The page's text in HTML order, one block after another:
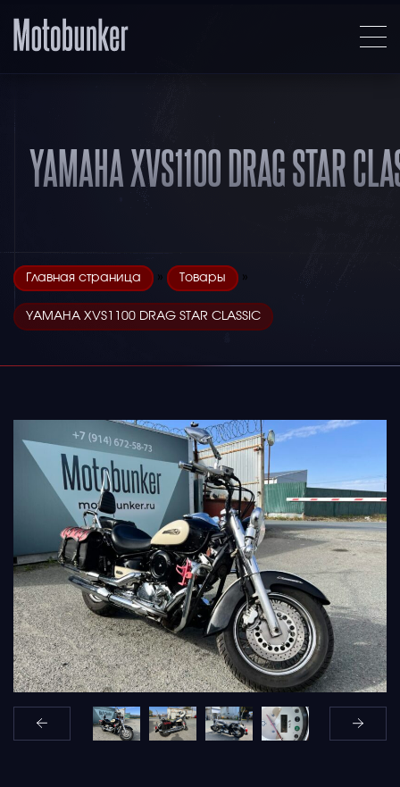
YAMAHA XVS1100 DRAG STAR
Главная страница » Товары »
YAMAHA XVS1100 DRAG STAR CLASSIC